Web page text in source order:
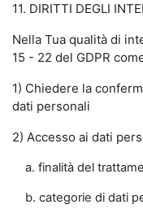
11. DIRITTI DEGLI
Nella Tua qualità di
15 - 22 del GDPR
1) Chiedere la
dati personali
2) Accesso ai dati
a. finalità del
b. categorie di dati